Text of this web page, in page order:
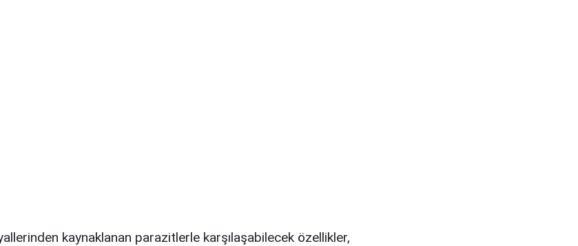
kaynaklanan parazitlerle karşılaşabilecek özellikler,